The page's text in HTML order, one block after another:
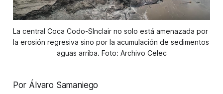
La central Coca Codo-SInclair no solo está amenazada por
la erosión regresiva sino por la acumulación de sedimentos
aguas arriba. Foto: Archivo Celec
Por Álvaro Samaniego